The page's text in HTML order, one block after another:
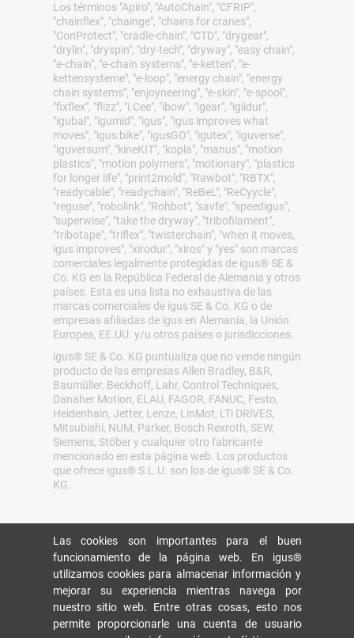
Los términos "Apiro", "AutoChain", "CFRIP",
"chainflex", "chainge", "chains for cranes",
"ConProtect", "cradle-chain", "CTD", "drygear",
"drylin", "dryspin", "dry-tech", "dryway", "easy chain",
"e-chain", "e-chain systems", "e-ketten", "e-
kettensysteme", "e-loop", "energy chain", "energy
chain systems", "enjoyneering", "e-skin", "e-spool",
"fixflex", "flizz", "i.Cee", "ibow", "igear", "iglidur",
"igubal", "igumid", "igus", "igus improves what
moves", "igus:bike", "igusGO", "igutex", "iguverse",
"iguversum", "kineKIT", "kopla", "manus", "motion
plastics", "motion polymers", "motionary", "plastics
for longer life", "print2mold", "Rawbot", "RBTX",
"readycable", "readychain", "ReBeL", "ReCyycle",
"reguse", "robolink", "Rohbot", "savfe", "speedigus",
"superwise", "take the dryway", "tribofilament",
"tribotape", "triflex", "twisterchain", "when it moves,
igus improves", "xirodur", "xiros" y "yes" son marcas
comerciales legalmente protegidas de igus® SE &
Co. KG en la República Federal de Alemania y otros
países. Esta es una lista no exhaustiva de las
marcas comerciales de igus SE & Co. KG o de
empresas afiliadas de igus en Alemania, la Unión
Europea, EE.UU. y/u otros países o jurisdicciones.
igus® SE & Co. KG puntualiza que no vende ningún
producto de las empresas Allen Bradley, B&R,
Baumüller, Beckhoff, Lahr, Control Techniques,
Danaher Motion, ELAU, FAGOR, FANUC, Festo,
Heidenhain, Jetter, Lenze, LinMot, LTi DRiVES,
Mitsubishi, NUM, Parker, Bosch Rexroth, SEW,
Siemens, Stöber y cualquier otro fabricante
mencionado en esta página web. Los productos
que ofrece igus® S.L.U. son los de igus® SE & Co.
KG.
Las cookies son importantes para el buen
funcionamiento de la página web. En igus®
utilizamos cookies para almacenar información y
mejorar su experiencia mientras navega por
nuestro sitio web. Entre otras cosas, esto nos
permite proporcionarle una cuenta de usuario